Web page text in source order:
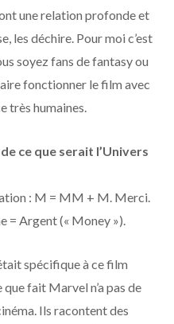
une relation profonde et
les déchire. Pour moi c’est
soyez fans de fantasy ou
fonctionner le film avec
très humaines.
ce que serait l’Univers
: M = MM + M. Merci.
= Argent (« Money »).
spécifique à ce film
fait Marvel n’a pas de
Ils racontent des